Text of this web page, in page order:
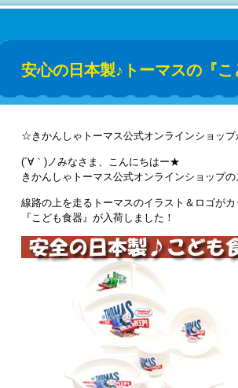
安心の日本製♪トーマスの『
☆きかんしゃトーマス公式オンラインショッ
(´∀｀)ノみなさま、こんにちはー★
きかんしゃトーマス公式オンラインショップの
線路の上を走るトーマスのイラスト＆ロゴがカ
『こども食器』が入荷しました！